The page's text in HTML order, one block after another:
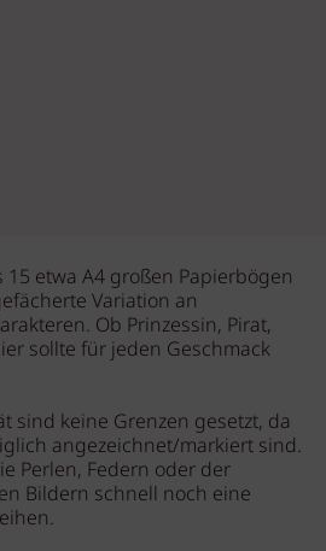
etwa A4 großen Papierbögen
Variation an
Ob Prinzessin, Pirat,
sollte für jeden Geschmack
sind keine Grenzen gesetzt, da
angezeichnet/markiert sind.
Perlen, Federn oder der
Bildern schnell noch eine